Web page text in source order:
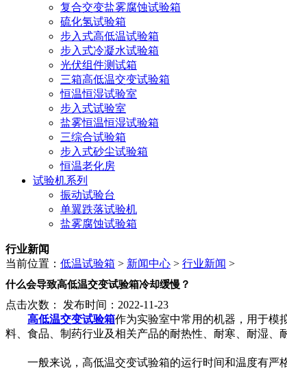
复合交变盐雾腐蚀试验箱
硫化氢试验箱
步入式高低温试验箱
步入式冷凝水试验箱
光伏组件测试箱
三箱高低温交变试验箱
恒温恒湿试验室
步入式试验室
盐雾恒温恒湿试验箱
三综合试验箱
步入式砂尘试验箱
恒温老化房
试验机系列
振动试验台
单翼跌落试验机
盐雾腐蚀试验箱
行业新闻
当前位置： 低温试验箱 > 新闻中心 > 行业新闻 >
什么会导致高低温交变试验箱冷却缓慢？
点击次数：
发布时间：2022-11-23
高低温交变试验箱作为实验室中常用的机器，用于模
料、食品、制药行业及相关产品的耐热性、耐寒、耐湿、
一般来说，高低温交变试验箱的运行时间和温度有严格